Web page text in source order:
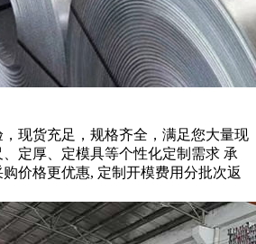
现货充足，规格齐全，满足您大量现
定厚、定模具等个性化定制需求 承
价格更优惠, 定制开模费用分批次返